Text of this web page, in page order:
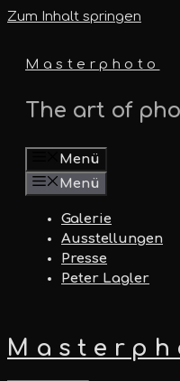
Zum Inhalt springen
Masterphoto
The art of
Menü
Menü
Galerie
Ausstellungen
Presse
Peter Lagler